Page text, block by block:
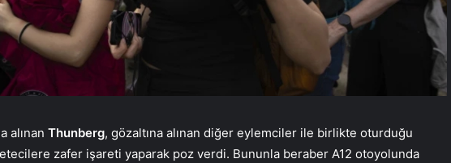
alınan Thunberg, gözaltına alınan diğer eylemciler ile birlikte oturduğu
zafer işareti yaparak poz verdi. Bununla beraber A12 otoyolunda